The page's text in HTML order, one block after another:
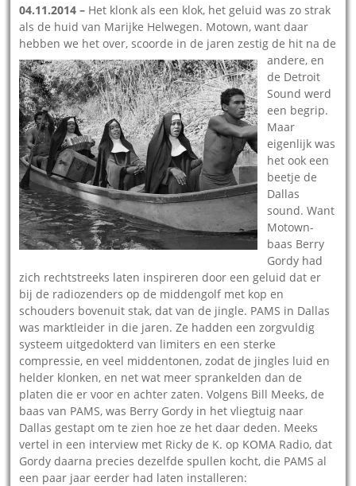
04.11.2014 – Het klonk als een klok, het geluid was zo strak
als de huid van Marijke Helwegen. Motown, want daar
hebben we het over, scoorde in de jaren zestig de hit na de
andere, en
de Detroit
Sound werd
een begrip.
Maar
eigenlijk was
het ook een
beetje de
Dallas
sound. Want
Motown-
baas Berry
Gordy had
zich rechtstreeks laten inspireren door een geluid dat er
bij de radiozenders op de middengolf met kop en
schouders bovenuit stak, dat van de jingle. PAMS in Dallas
was marktleider in die jaren. Ze hadden een zorgvuldig
systeem uitgedokterd van limiters en een sterke
compressie, en veel middentonen, zodat de jingles luid en
helder klonken, en net wat meer sprankelden dan de
platen die er voor en achter zaten. Volgens Bill Meeks, de
baas van PAMS, was Berry Gordy in het vliegtuig naar
Dallas gestapt om te zien hoe ze het daar deden. Meeks
vertel in een interview met Ricky de K. op KOMA Radio, dat
Gordy daarna precies dezelfde spullen kocht, die PAMS al
een paar jaar eerder had laten installeren: